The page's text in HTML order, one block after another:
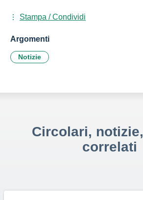
Stampa / Condividi
Argomenti
Notizie
Circolari,
correlati